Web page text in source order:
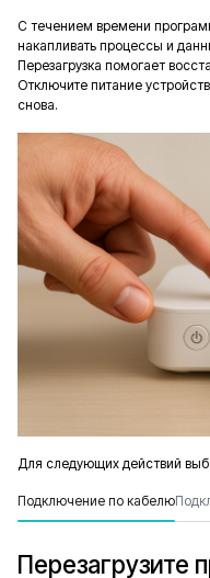
С течением времени
накапливать процессы и
Перезагрузка помогает
Отключите питание
снова.
Для следующих действий
Подключение по кабелю
Перезагрузите